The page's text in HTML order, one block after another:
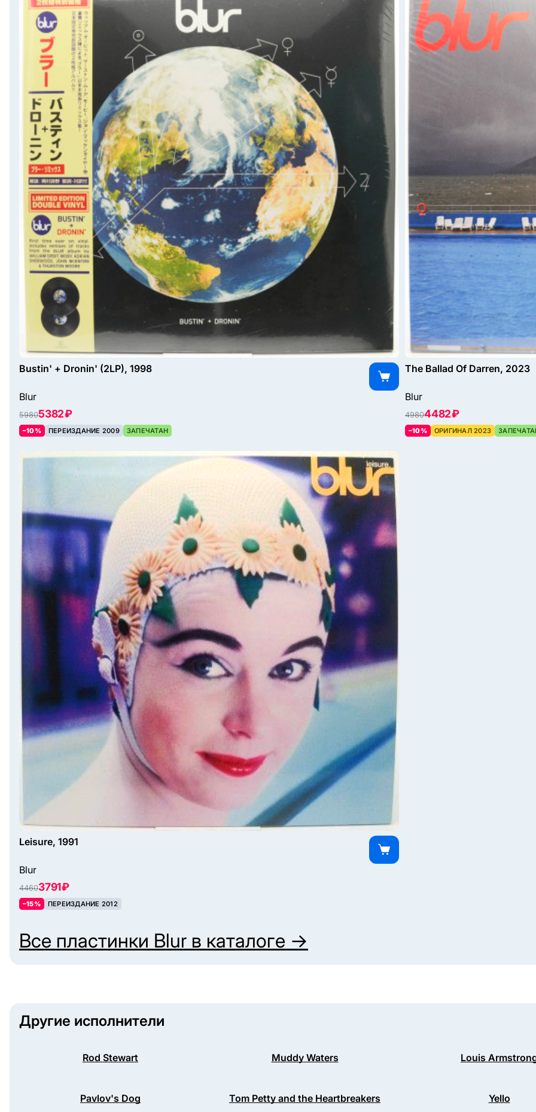
Bustin' + Dronin' (2LP), 1998
Blur
59805382 ₽
–10% ПЕРЕИЗДАНИЕ 2009 ЗАПЕЧАТАН
The Ballad Of Darren, 2023
Blur
49804482 ₽
–10% ОРИГИНАЛ 2023
Leisure, 1991
Blur
44603791 ₽
–15% ПЕРЕИЗДАНИЕ 2012
Все пластинки Blur в каталоге →
Другие исполнители
Rod Stewart Muddy Waters Louis
Pavlov's Dog Tom Petty and the Heartbreakers Yello